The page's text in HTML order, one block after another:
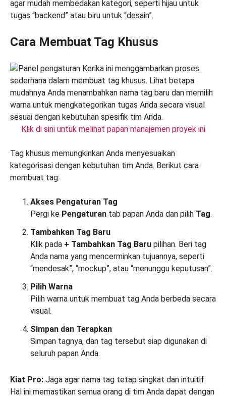
agar mudah membedakan kategori, seperti hijau untuk
tugas “backend” atau biru untuk “desain”.
Cara Membuat Tag Khusus
Klik di sini untuk melihat papan manajemen proyek ini
Tag khusus memungkinkan Anda menyesuaikan
kategorisasi dengan kebutuhan tim Anda. Berikut cara
membuat tag:
Akses Pengaturan Tag
Pergi ke Pengaturan tab papan Anda dan pilih Tag.
Tambahkan Tag Baru
Klik pada + Tambahkan Tag Baru pilihan. Beri tag
Anda nama yang mencerminkan tujuannya, seperti
“mendesak”, “mockup”, atau “menunggu keputusan”.
Pilih Warna
Pilih warna untuk membuat tag Anda berbeda secara
visual.
Simpan dan Terapkan
Simpan tagnya, dan tag tersebut siap digunakan di
seluruh papan Anda.
Kiat Pro: Jaga agar nama tag tetap singkat dan intuitif.
Hal ini memastikan semua orang di tim Anda dapat dengan